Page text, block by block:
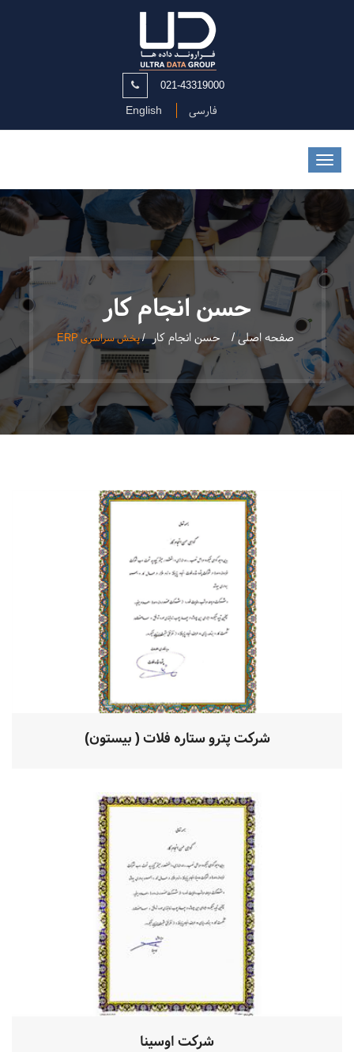
021-43319000
فارسی English
حسن انجام کار
صفحه اصلی / حسن انجام کار /پخش سراسری ERP
شرکت پترو ستاره فلات ( بیستون)
شرکت اوسینا